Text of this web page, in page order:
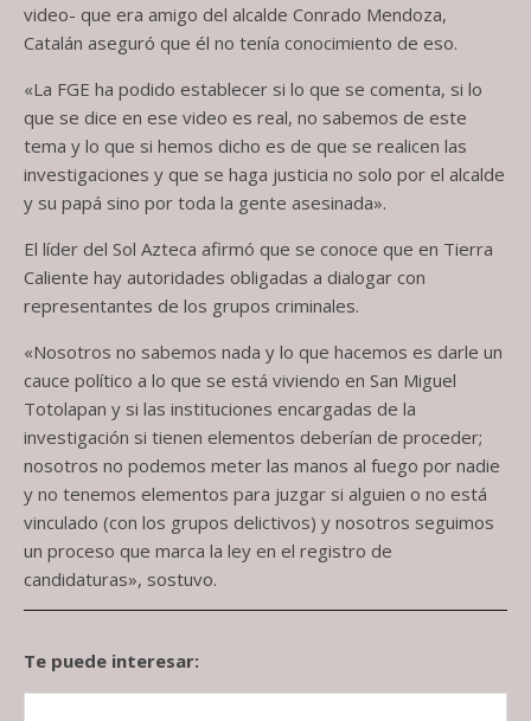
video- que era amigo del alcalde Conrado Mendoza,
Catalán aseguró que él no tenía conocimiento de eso.
«La FGE ha podido establecer si lo que se comenta, si lo
que se dice en ese video es real, no sabemos de este
tema y lo que si hemos dicho es de que se realicen las
investigaciones y que se haga justicia no solo por el alcalde
y su papá sino por toda la gente asesinada».
El líder del Sol Azteca afirmó que se conoce que en Tierra
Caliente hay autoridades obligadas a dialogar con
representantes de los grupos criminales.
«Nosotros no sabemos nada y lo que hacemos es darle un
cauce político a lo que se está viviendo en San Miguel
Totolapan y si las instituciones encargadas de la
investigación si tienen elementos deberían de proceder;
nosotros no podemos meter las manos al fuego por nadie
y no tenemos elementos para juzgar si alguien o no está
vinculado (con los grupos delictivos) y nosotros seguimos
un proceso que marca la ley en el registro de
candidaturas», sostuvo.
Te puede interesar: